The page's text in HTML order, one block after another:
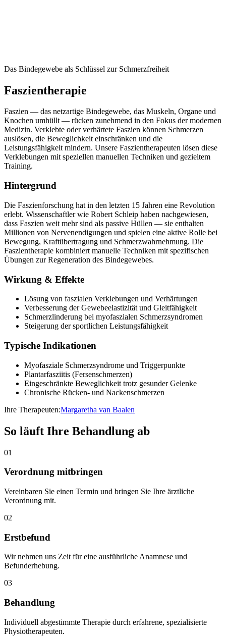
Das Bindegewebe als Schlüssel zur Schmerzfreiheit
Faszientherapie
Faszien — das netzartige Bindegewebe, das Muskeln, Organe und
Knochen umhüllt — rücken zunehmend in den Fokus der modernen
Medizin. Verklebte oder verhärtete Faszien können Schmerzen
auslösen, die Beweglichkeit einschränken und die
Leistungsfähigkeit mindern. Unsere Faszientherapeuten lösen diese
Verklebungen mit speziellen manuellen Techniken und gezieltem
Training.
Hintergrund
Die Faszienforschung hat in den letzten 15 Jahren eine Revolution
erlebt. Wissenschaftler wie Robert Schleip haben nachgewiesen,
dass Faszien weit mehr sind als passive Hüllen — sie enthalten
Millionen von Nervenendigungen und spielen eine aktive Rolle bei
Bewegung, Kraftübertragung und Schmerzwahrnehmung. Die
Faszientherapie kombiniert manuelle Techniken mit spezifischen
Übungen zur Regeneration des Bindegewebes.
Wirkung & Effekte
Lösung von faszialen Verklebungen und Verhärtungen
Verbesserung der Gewebeelastizität und Gleitfähigkeit
Schmerzlinderung bei myofaszialen Schmerzsyndromen
Steigerung der sportlichen Leistungsfähigkeit
Typische Indikationen
Myofasziale Schmerzsyndrome und Triggerpunkte
Plantarfasziitis (Fersenschmerzen)
Eingeschränkte Beweglichkeit trotz gesunder Gelenke
Chronische Rücken- und Nackenschmerzen
Ihre Therapeuten:Margaretha van Baalen
So läuft Ihre Behandlung ab
01
Verordnung mitbringen
Vereinbaren Sie einen Termin und bringen Sie Ihre ärztliche
Verordnung mit.
02
Erstbefund
Wir nehmen uns Zeit für eine ausführliche Anamnese und
Befunderhebung.
03
Behandlung
Individuell abgestimmte Therapie durch erfahrene, spezialisierte
Physiotherapeuten.